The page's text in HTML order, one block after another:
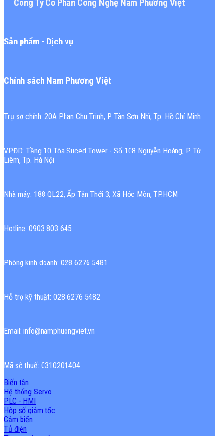
Công Ty Cổ Phần Công Nghệ Nam Phương Việt
Sản phẩm - Dịch vụ
Chính sách Nam Phương Việt
Trụ sở chính: 20A Phan Chu Trinh, P. Tân Sơn Nhì, Tp. Hồ Chí Minh
VPĐD: Tầng 10 Tòa Suced Tower - Số 108 Nguyễn Hoàng, P. Từ
Liêm, Tp. Hà Nội
Nhà máy: 188 QL22, Ấp Tân Thới 3, Xã Hóc Môn, TP.HCM
Hotline: 0903 803 645
Phòng kinh doanh: 028 6276 5481
Hỗ trợ kỹ thuật: 028 6276 5482
Email: info@namphuongviet.vn
Mã số thuế: 0310201404
Biến tần
Hệ thống Servo
PLC - HMI
Hộp số giảm tốc
Cảm biến
Tủ điện